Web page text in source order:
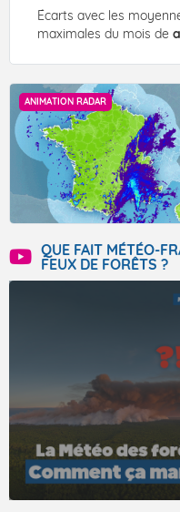
Écarts avec les
maximales du mois de
ANIMATION RADAR
QUE FAIT MÉTÉO-
FEUX DE FORÊTS ?